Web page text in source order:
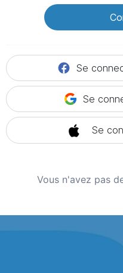
Se
Se
Se
Vous n'avez pas